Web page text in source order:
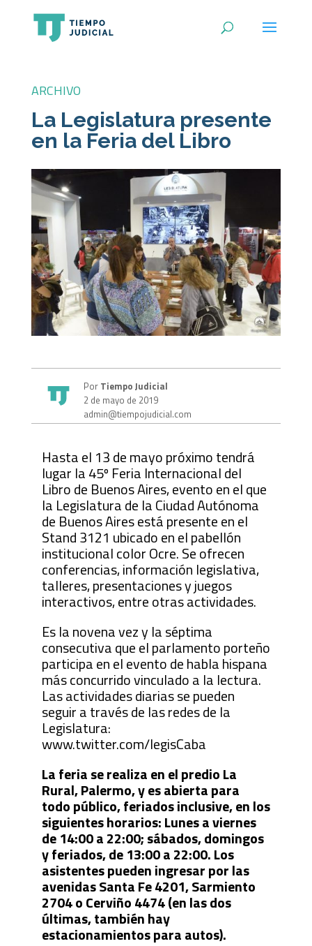
ARCHIVO
La Legislatura presente
en la Feria del Libro
PorTiempo Judicial
2 de mayo de 2019
admin@tiempojudicial.com
Hasta el 13 de mayo próximo tendrá
lugar la 45º Feria Internacional del
Libro de Buenos Aires, evento en el que
la Legislatura de la Ciudad Autónoma
de Buenos Aires está presente en el
Stand 3121 ubicado en el pabellón
institucional color Ocre. Se ofrecen
conferencias, información legislativa,
talleres, presentaciones y juegos
interactivos, entre otras actividades.
Es la novena vez y la séptima
consecutiva que el parlamento porteño
participa en el evento de habla hispana
más concurrido vinculado a la lectura.
Las actividades diarias se pueden
seguir a través de las redes de la
Legislatura:
www.twitter.com/legisCaba
La feria se realiza en el predio La
Rural, Palermo, y es abierta para
todo público, feriados inclusive, en los
siguientes horarios: Lunes a viernes
de 14:00 a 22:00; sábados, domingos
y feriados, de 13:00 a 22:00. Los
asistentes pueden ingresar por las
avenidas Santa Fe 4201, Sarmiento
2704 o Cerviño 4474 (en las dos
últimas, también hay
estacionamientos para autos).